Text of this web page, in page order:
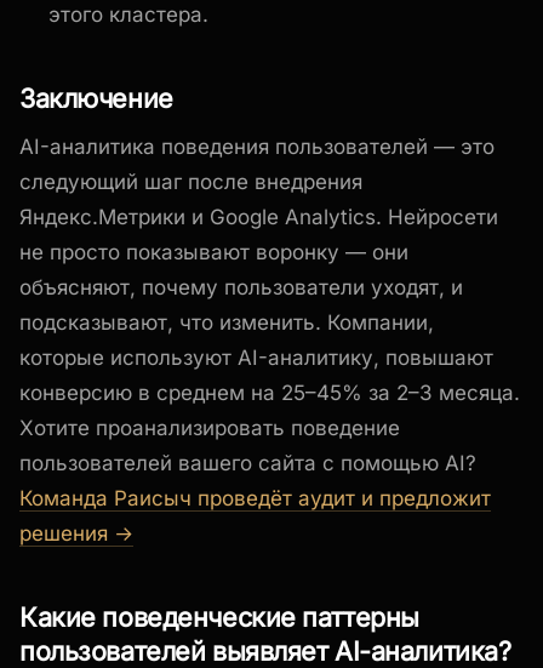
этого кластера.
Заключение
AI-аналитика поведения пользователей — это
следующий шаг после внедрения
Яндекс.Метрики и Google Analytics. Нейросети
не просто показывают воронку — они
объясняют, почему пользователи уходят, и
подсказывают, что изменить. Компании,
которые используют AI-аналитику, повышают
конверсию в среднем на 25–45% за 2–3 месяца.
Хотите проанализировать поведение
пользователей вашего сайта с помощью AI?
Команда Раисыч проведёт аудит и предложит
решения →
Какие поведенческие паттерны
пользователей выявляет AI-аналитика?